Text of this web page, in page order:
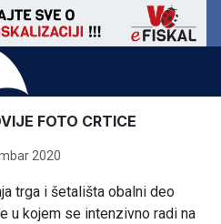
FOTO CRTICE
2020
trga i šetališta obalni deo
u kojem se intenzivno radi na